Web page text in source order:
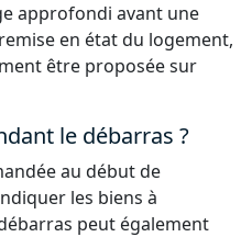
approfondi avant une
en état du logement,
être proposée sur
le débarras ?
au début de
les biens à
peut également